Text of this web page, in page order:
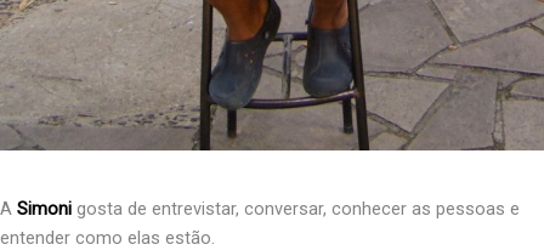
A Simoni gosta de entrevistar, conversar, conhecer as pessoas e
entender como elas estão.